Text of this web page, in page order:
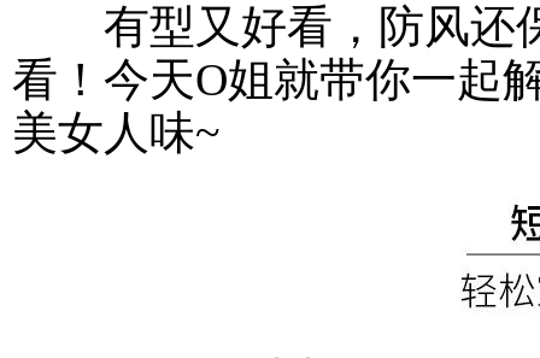
有型又好看，防风还
看！今天O姐就带你一起
美女人味~